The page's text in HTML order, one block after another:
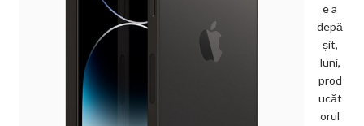
e a
depă
șit,
luni,
prod
ucăt
orul